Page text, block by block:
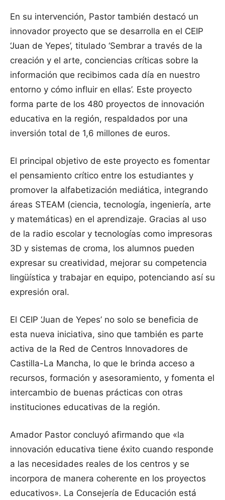
En su intervención, Pastor también destacó un
innovador proyecto que se desarrolla en el CEIP
‘Juan de Yepes’, titulado ‘Sembrar a través de la
creación y el arte, conciencias críticas sobre la
información que recibimos cada día en nuestro
entorno y cómo influir en ellas’. Este proyecto
forma parte de los 480 proyectos de innovación
educativa en la región, respaldados por una
inversión total de 1,6 millones de euros.
El principal objetivo de este proyecto es fomentar
el pensamiento crítico entre los estudiantes y
promover la alfabetización mediática, integrando
áreas STEAM (ciencia, tecnología, ingeniería, arte
y matemáticas) en el aprendizaje. Gracias al uso
de la radio escolar y tecnologías como impresoras
3D y sistemas de croma, los alumnos pueden
expresar su creatividad, mejorar su competencia
lingüística y trabajar en equipo, potenciando así su
expresión oral.
El CEIP ‘Juan de Yepes’ no solo se beneficia de
esta nueva iniciativa, sino que también es parte
activa de la Red de Centros Innovadores de
Castilla-La Mancha, lo que le brinda acceso a
recursos, formación y asesoramiento, y fomenta el
intercambio de buenas prácticas con otras
instituciones educativas de la región.
Amador Pastor concluyó afirmando que «la
innovación educativa tiene éxito cuando responde
a las necesidades reales de los centros y se
incorpora de manera coherente en los proyectos
educativos». La Consejería de Educación está